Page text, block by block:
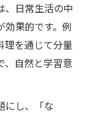
、日常生活の中
果的です。例
理を通じて分量
、自然と学習意
にし、「な